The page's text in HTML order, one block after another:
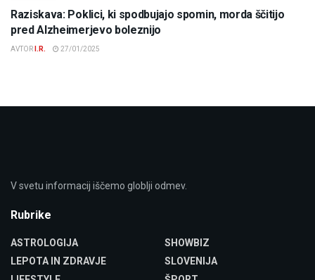
Raziskava: Poklici, ki spodbujajo spomin, morda ščitijo
pred Alzheimerjevo boleznijo
AVTOR I.R. 27/01/2025
V svetu informacij iščemo globlji odmev.
Rubrike
ASTROLOGIJA
LEPOTA IN ZDRAVJE
SHOWBIZ
SLOVENIJA